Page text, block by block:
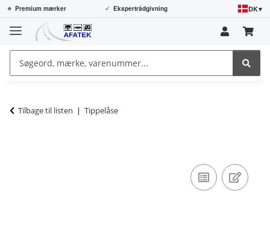
⭐ Premium mærker ✓ Ekspertrådgivning DK▾
Tilbage til listen Tippelåse